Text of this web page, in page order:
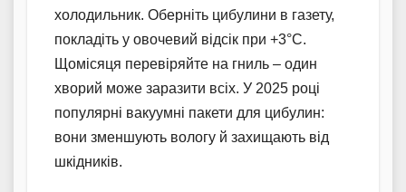
холодильник. Оберніть цибулини в газету,
покладіть у овочевий відсік при +3°C.
Щомісяця перевіряйте на гниль – один
хворий може заразити всіх. У 2025 році
популярні вакуумні пакети для цибулин:
вони зменшують вологу й захищають від
шкідників.